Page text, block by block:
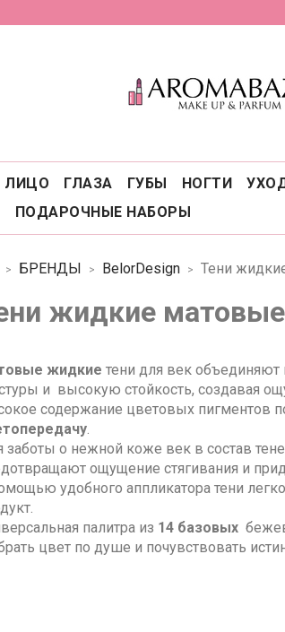
ЛИЦО ГЛАЗА ГУБЫ НОГТИ
ПОДАРОЧНЫЕ НАБОРЫ
БРЕНДЫ BelorDesign Тени
жидкие матовые
жидкие тени для век
и высокую стойкость, создавая
содержание цветовых пигментов
.
заботы о нежной коже век в состав
ощущение стягивания и
удобного аппликатора тени
палитра из 14 базовых
цвет по душе и почувствовать